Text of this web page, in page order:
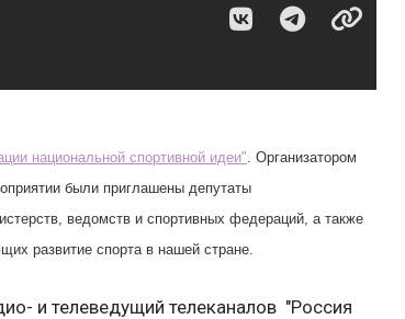
национальной спортивной идеи". Организатором
были приглашены депутаты
ведомств и спортивных федераций, а также
развитие спорта в нашей стране.
и телеведущий телеканалов "Россия